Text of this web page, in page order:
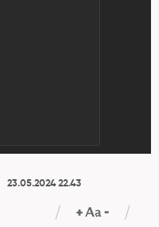
23.05.2024 22.43